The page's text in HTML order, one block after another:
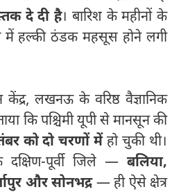
दे दी है। बारिश के महीनों के
में हल्की ठंडक महसूस होने लगी
लखनऊ के वरिष्ठ वैज्ञानिक
कि पश्चिमी यूपी से मानसून की
को दो चरणों मेंहो चुकी थी।
पूर्वी जिले — बलिया,
और सोनभद्र— ही ऐसे क्षेत्र